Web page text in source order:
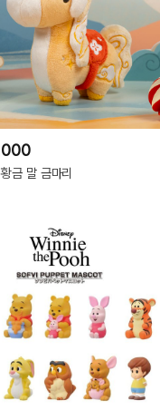
금 말 금마리